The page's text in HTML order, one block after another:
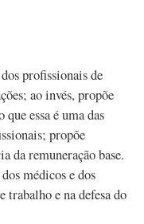
profissionais de
ao invés, propõe
essa é uma das
propõe
da remuneração base.
médicos e dos
trabalho e na defesa do